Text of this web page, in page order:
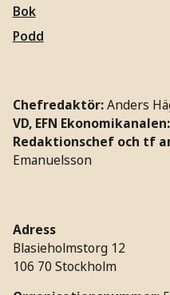
Bok
Podd
Chefredaktör:Anders
VD, EFN Ekonomikanalen:
Redaktionschef och tf
Emanuelsson
Adress
Blasieholmstorg 12
106 70 Stockholm